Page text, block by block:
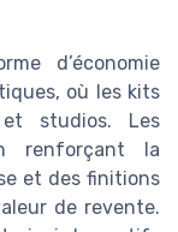
d’économie
où les kits
studios. Les
renforçant la
et des finitions
de revente.